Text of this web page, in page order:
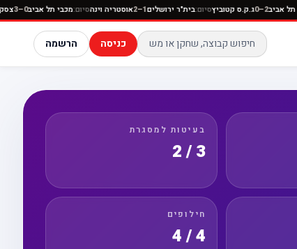
סיום:הפועל תל אביב2–0 ג.ק.ס קטוביץ סיום:בית"ר ירושלים1–2 אוסטריה וינהסיום:מכבי תל
כניסה הרשמה
בעיטות למסגרת
3 / 2
חילופים
4 / 4